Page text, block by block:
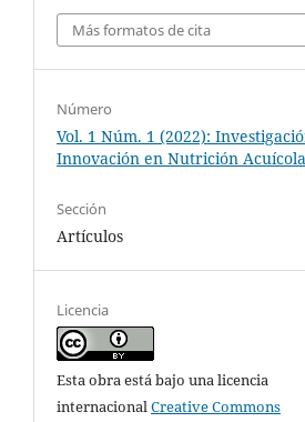
Más formatos de cita
Número
Vol. 1 Núm. 1 (2022):
Innovación en Nutrición Acuícola
Sección
Artículos
Licencia
Esta obra está bajo una licencia
internacionalCreative Commons